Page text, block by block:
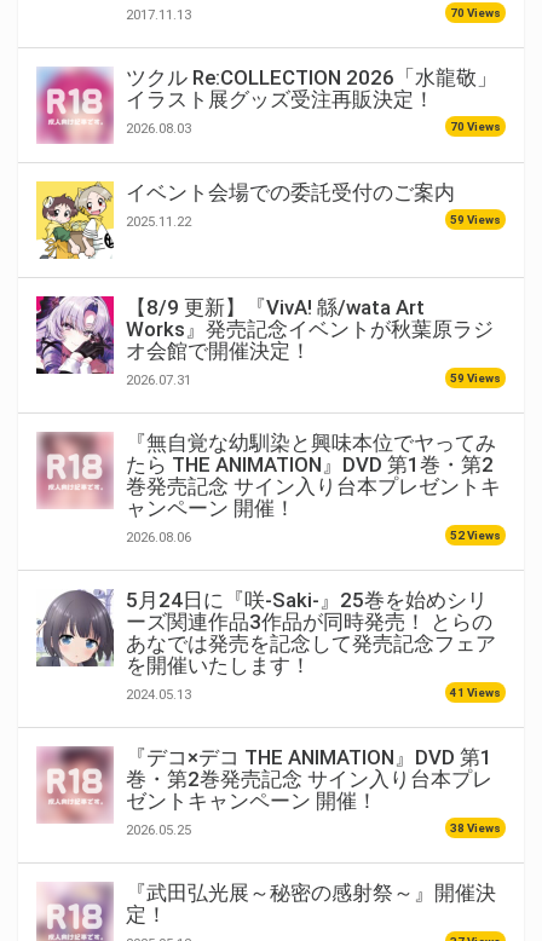
2017.11.13 70 Views
ツクル Re:COLLECTION 2026「水龍敬」
イラスト展グッズ受注再販決定！
2026.08.03 70 Views
イベント会場での委託受付のご案内
2025.11.22 59 Views
【8/9 更新】『VivA! 緜/wata Art
Works』発売記念イベントが秋葉原ラジ
オ会館で開催決定！
2026.07.31 59 Views
『無自覚な幼馴染と興味本位でヤってみ
たら THE ANIMATION』DVD 第1巻・第2
巻発売記念 サイン入り台本プレゼントキ
ャンペーン 開催！
2026.08.06 52 Views
5月24日に『咲-Saki-』25巻を始めシリ
ーズ関連作品3作品が同時発売！ とらの
あなでは発売を記念して発売記念フェア
を開催いたします！
2024.05.13 41 Views
『デコ×デコ THE ANIMATION』DVD 第1
巻・第2巻発売記念 サイン入り台本プレ
ゼントキャンペーン 開催！
2026.05.25 38 Views
『武田弘光展～秘密の感射祭～』開催決
定！